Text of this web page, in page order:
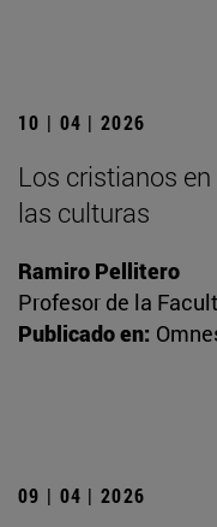
10 | 04 | 2026
Los cristianos
las culturas
Ramiro Pellitero
Profesor de la
Publicado en:
09 | 04 | 2026